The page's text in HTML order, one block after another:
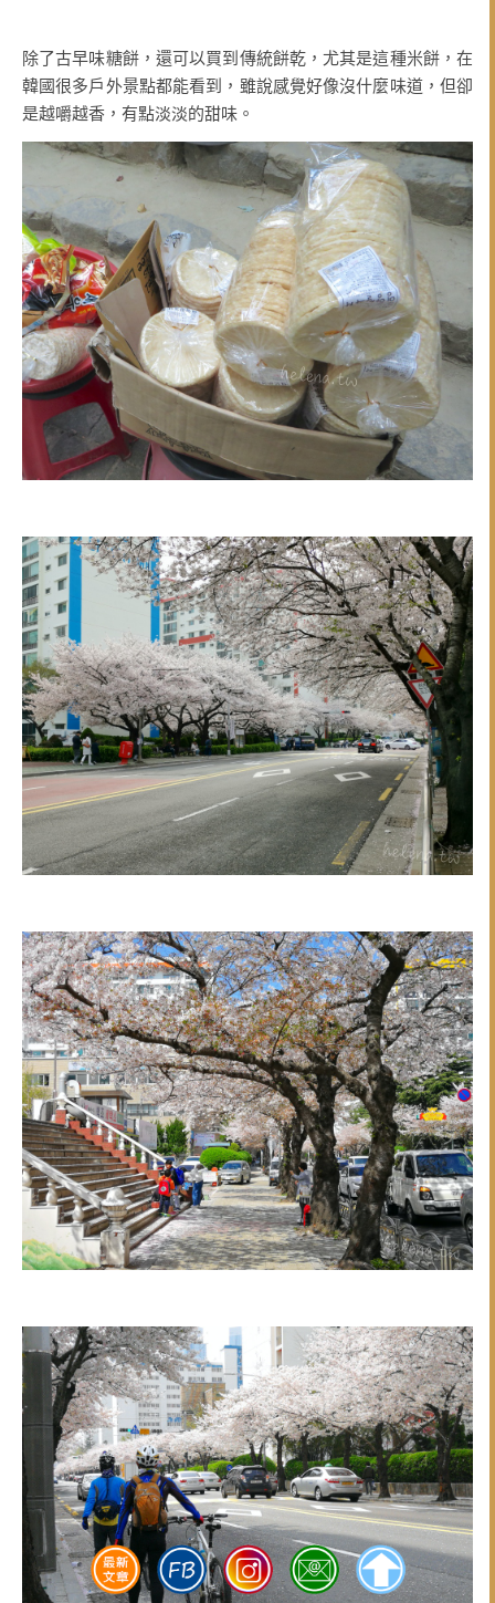
除了古早味糖餅，還可以買到傳統餅乾，尤其是這種米餅，在
韓國很多戶外景點都能看到，雖說感覺好像沒什麼味道，但卻
是越嚼越香，有點淡淡的甜味。